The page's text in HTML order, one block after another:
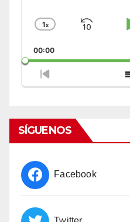
Change
Rate
1x
Skip
00:00
Previous
Episode
SÍGUENOS
Facebook